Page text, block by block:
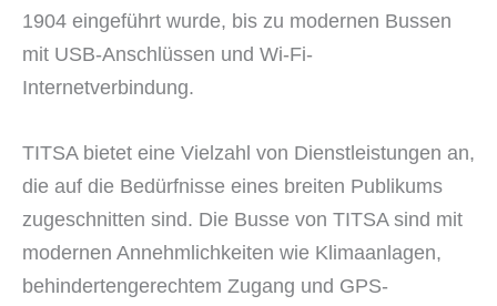
1904 eingeführt wurde, bis zu modernen Bussen
mit USB-Anschlüssen und Wi-Fi-
Internetverbindung.
TITSA bietet eine Vielzahl von Dienstleistungen an,
die auf die Bedürfnisse eines breiten Publikums
zugeschnitten sind. Die Busse von TITSA sind mit
modernen Annehmlichkeiten wie Klimaanlagen,
behindertengerechtem Zugang und GPS-